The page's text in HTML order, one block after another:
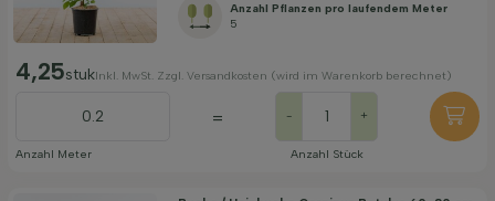
Anzahl Pflanzen pro laufendem Meter
5
4,25stukInkl. MwSt. Zzgl. Versandkosten (wird im Warenkorb berechnet)
Anzahl Meter
= - +
Anzahl Stück